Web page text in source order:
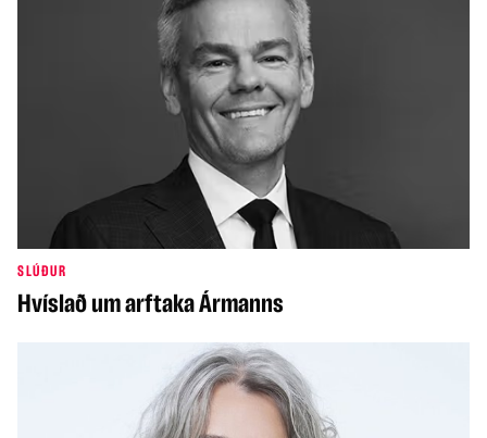
SLÚÐUR
Hvíslað um arftaka Ármanns